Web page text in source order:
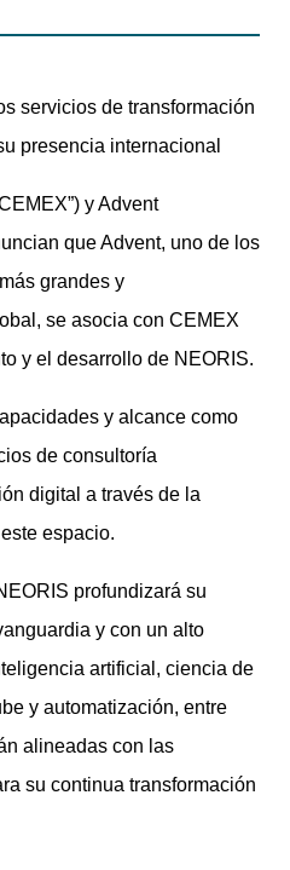
servicios de transformación
presencia internacional
y Advent
que Advent, uno de los
grandes y
se asocia con CEMEX
y el desarrollo de NEORIS.
y alcance como
de consultoría
digital a través de la
espacio.
profundizará su
y con un alto
artificial, ciencia de
y automatización, entre
alineadas con las
su continua transformación